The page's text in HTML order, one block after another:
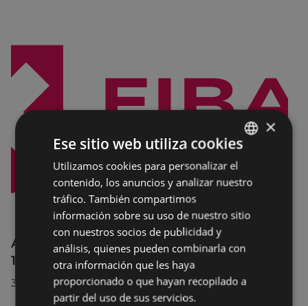
Afecciones al tráfico en la calle Egogain del
10 al 23 de agosto, por motivo de obras
30/07/2026
BASQUE
SPANISH
×
Ese sitio web utiliza cookies
Utilizamos cookies para personalizar el
contenido, los anuncios y analizar nuestro
tráfico. También compartimos
información sobre su uso de nuestro sitio
con nuestros socios de publicidad y
análisis, quienes pueden combinarla con
otra información que les haya
proporcionado o que hayan recopilado a
partir del uso de sus servicios.